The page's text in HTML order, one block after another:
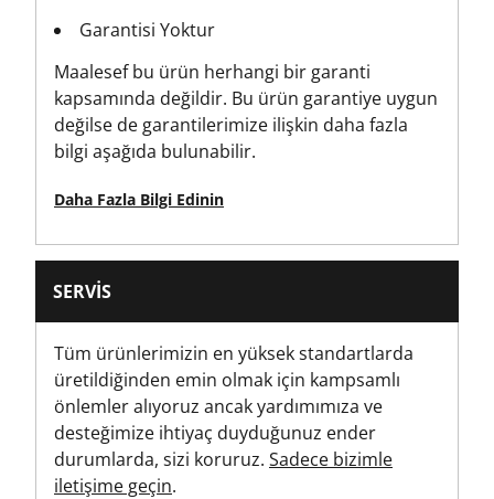
Ağ
Zımpara Makinesi Tipi
Ayrıntı
Ağ
Garantisi Yoktur
Maalesef bu ürün herhangi bir garanti
kapsamında değildir. Bu ürün garantiye uygun
değilse de garantilerimize ilişkin daha fazla
bilgi aşağıda bulunabilir.
Daha Fazla Bilgi Edinin
SERVIS
Tüm ürünlerimizin en yüksek standartlarda
üretildiğinden emin olmak için kampsamlı
önlemler alıyoruz ancak yardımımıza ve
desteğimize ihtiyaç duyduğunuz ender
durumlarda, sizi koruruz. Sadece bizimle
iletişime geçin.